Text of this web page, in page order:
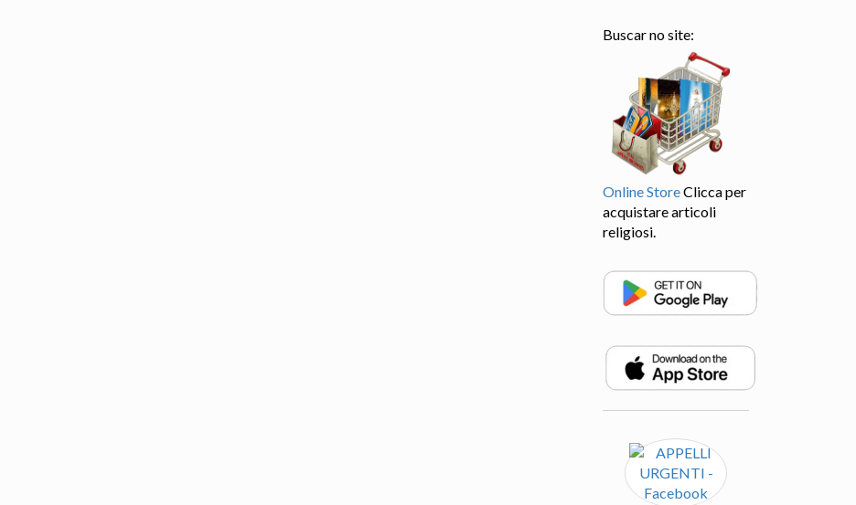
Buscar no site:
Online StoreClicca per
acquistare articoli
religiosi.